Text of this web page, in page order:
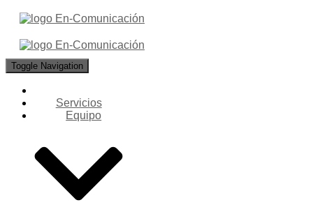
Toggle Navigation
Servicios
Equipo